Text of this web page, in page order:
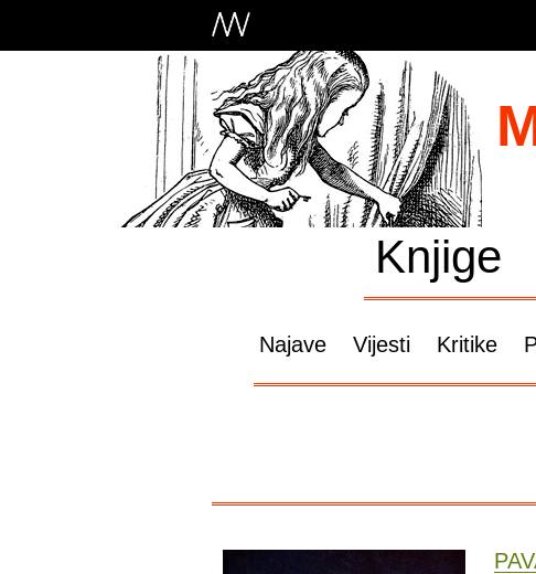
Knjige
Najave Vijesti Kritike